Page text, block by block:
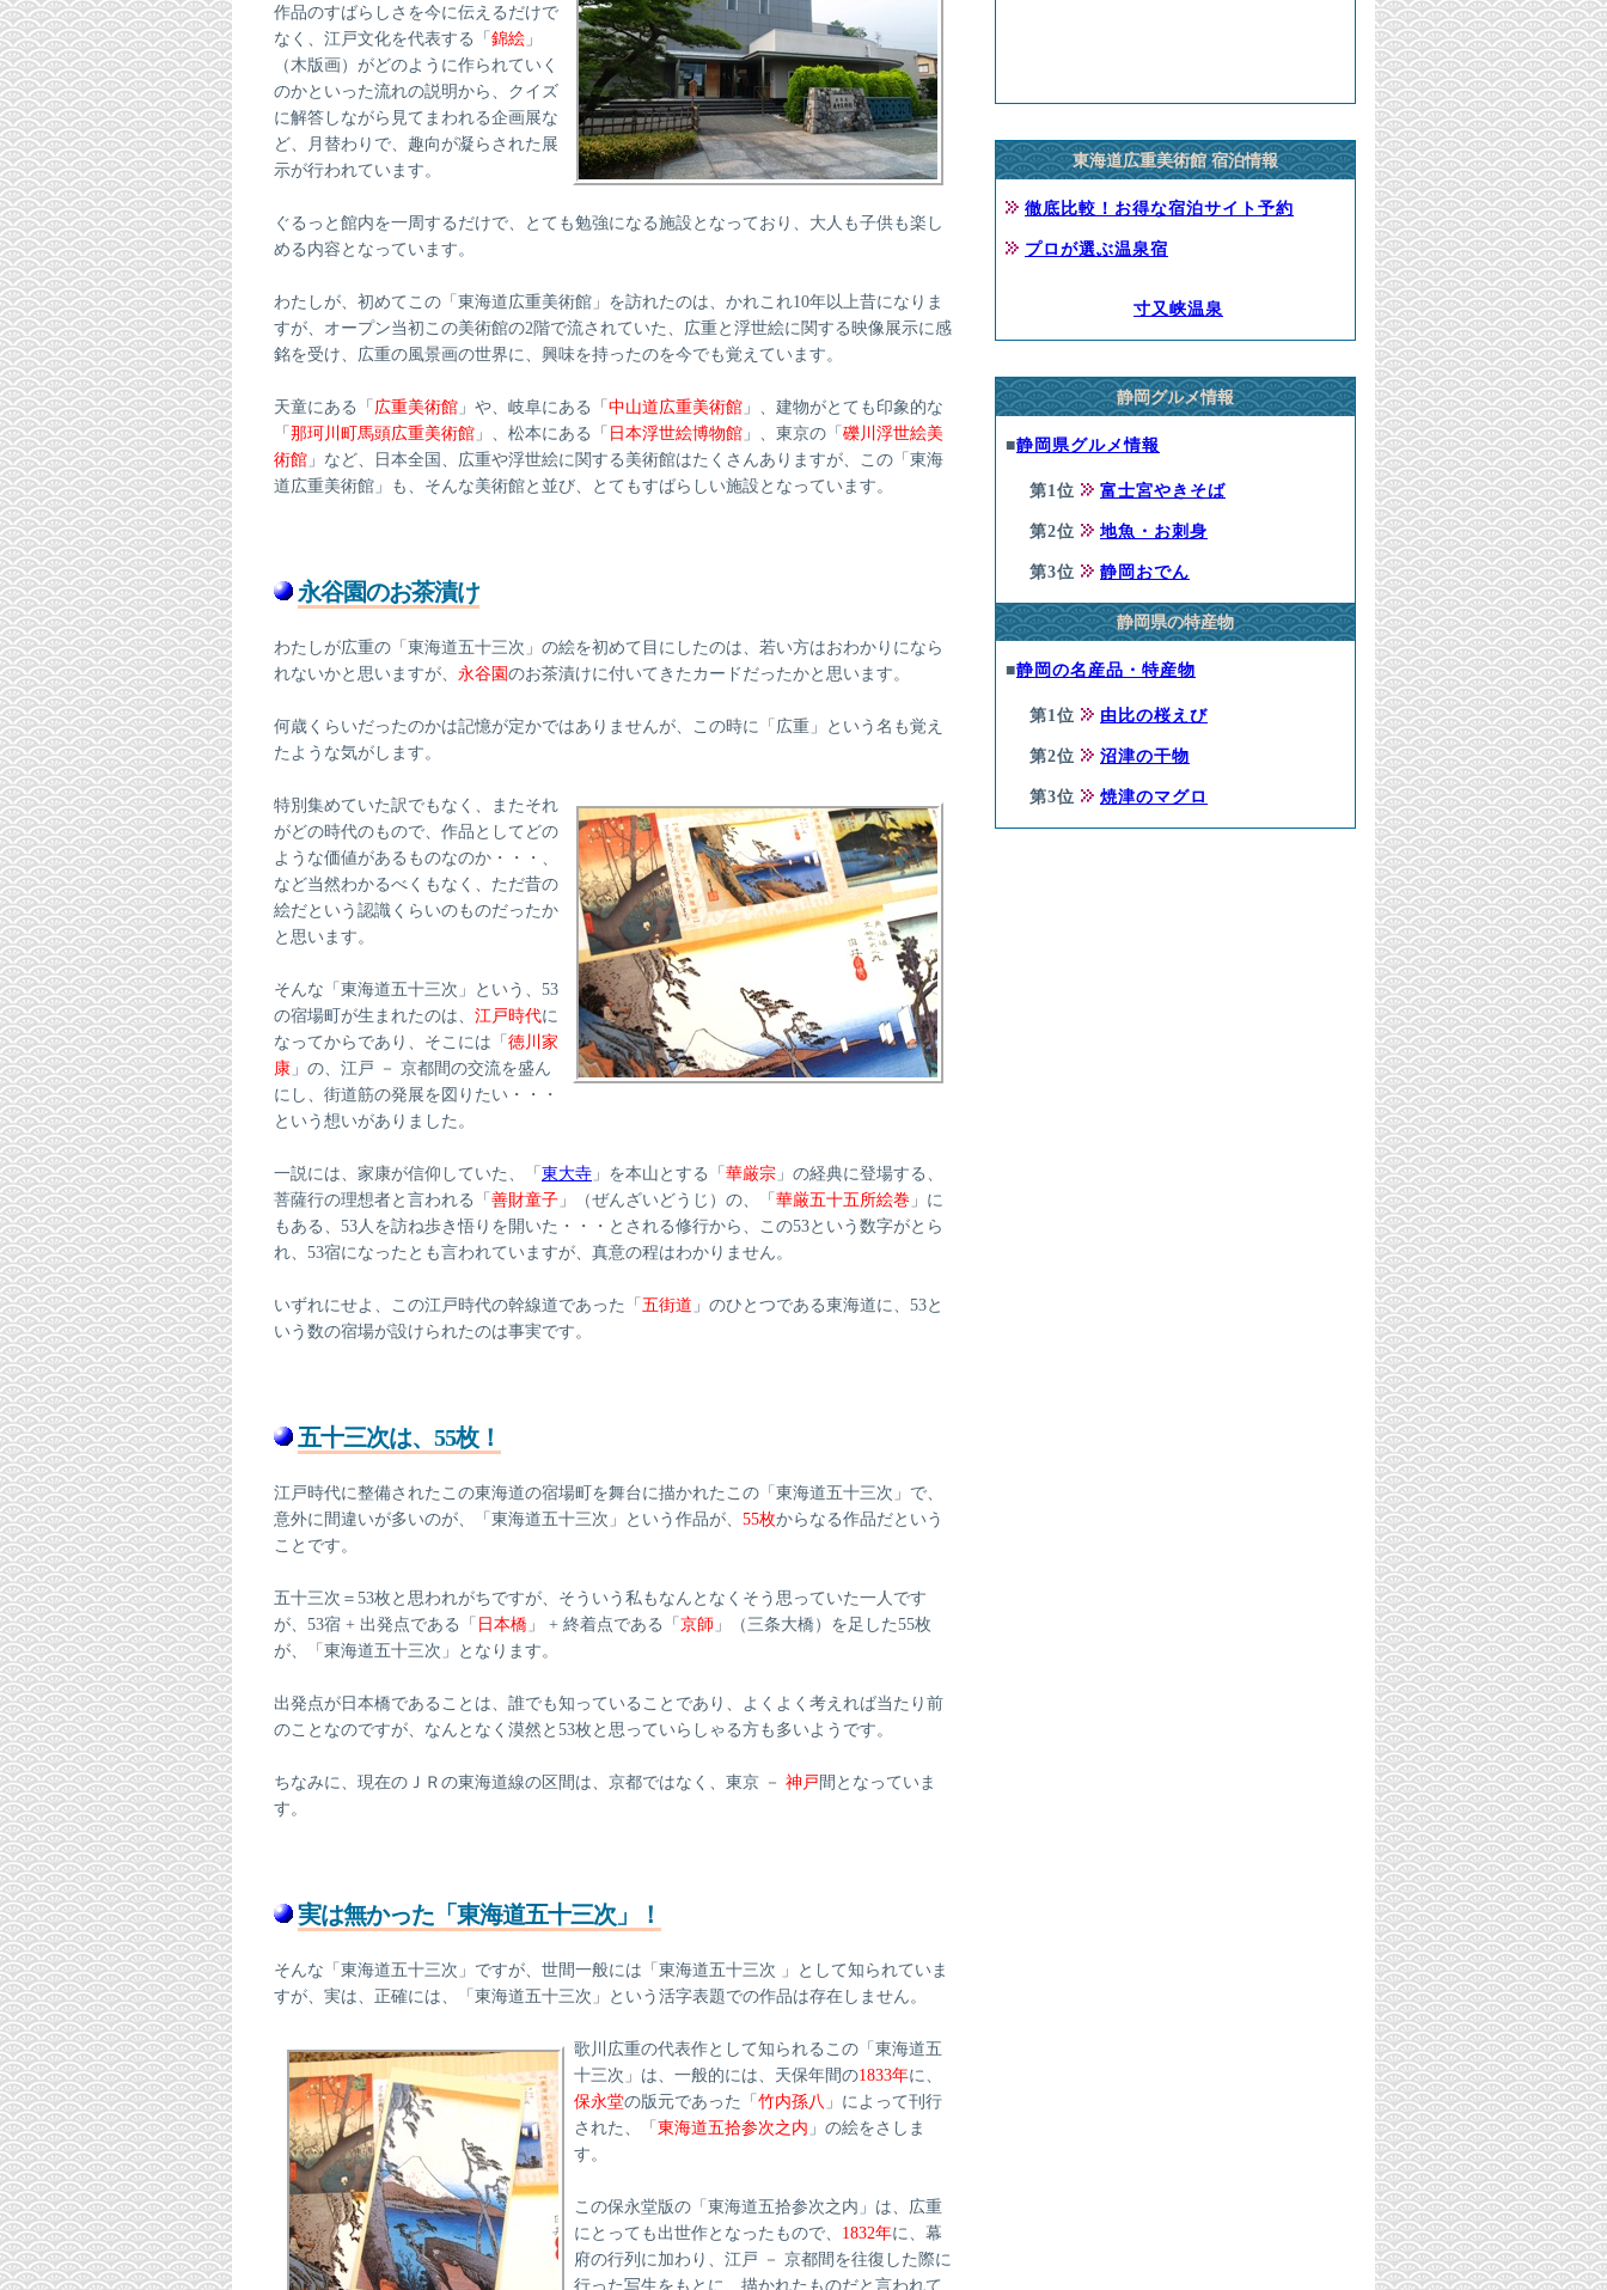
作品のすばらしさを今に伝えるだけで
なく、江戸文化を代表する「 錦絵 」
（木版画）がどのように作られていく
のかといった流れの説明から、クイズ
に解答しながら見てまわれる企画展な
ど、月替わりで、趣向が凝らされた展
示が行われています。
ぐるっと館内を一周するだけで、とても勉強になる施設となっており、大人も子供も楽し
める内容となっています。
わたしが、初めてこの「東海道広重美術館」を訪れたのは、かれこれ10年以上昔になりま
すが、オープン当初この美術館の2階で流されていた、広重と浮世絵に関する映像展示に感
銘を受け、広重の風景画の世界に、興味を持ったのを今でも覚えています。
天童にある「 広重美術館 」や、岐阜にある「 中山道広重美術館 」、建物がとても印象的な
「 那珂川町馬頭広重美術館 」、松本にある「 日本浮世絵博物館 」、東京の「 礫川浮世絵美
術館 」など、日本全国、広重や浮世絵に関する美術館はたくさんありますが、この「東海
道広重美術館」も、そんな美術館と並び、とてもすばらしい施設となっています。
永谷園のお茶漬け
わたしが広重の「東海道五十三次」の絵を初めて目にしたのは、若い方はおわかりになら
れないかと思いますが、 永谷園のお茶漬けに付いてきたカードだったかと思います。
何歳くらいだったのかは記憶が定かではありませんが、この時に「広重」という名も覚え
たような気がします。
特別集めていた訳でもなく、またそれ
がどの時代のもので、作品としてどの
ような価値があるものなのか・・・、
など当然わかるべくもなく、ただ昔の
絵だという認識くらいのものだったか
と思います。
そんな「東海道五十三次」という、53
の宿場町が生まれたのは、 江戸時代に
なってからであり、そこには「 徳川家
康 」の、江戸 － 京都間の交流を盛ん
にし、街道筋の発展を図りたい・・・
という想いがありました。
一説には、家康が信仰していた、「 東大寺 」を本山とする「 華厳宗 」の経典に登場する、
菩薩行の理想者と言われる「 善財童子 」（ぜんざいどうじ）の、「 華厳五十五所絵巻 」に
もある、53人を訪ね歩き悟りを開いた・・・とされる修行から、この53という数字がとら
れ、53宿になったとも言われていますが、真意の程はわかりません。
いずれにせよ、この江戸時代の幹線道であった「 五街道 」のひとつである東海道に、53と
いう数の宿場が設けられたのは事実です。
五十三次は、55枚！
江戸時代に整備されたこの東海道の宿場町を舞台に描かれたこの「東海道五十三次」で、
意外に間違いが多いのが、「東海道五十三次」という作品が、 55枚からなる作品だという
ことです。
五十三次＝53枚と思われがちですが、そういう私もなんとなくそう思っていた一人です
が、53宿 + 出発点である「 日本橋 」 + 終着点である「 京師 」（三条大橋）を足した55枚
が、「東海道五十三次」となります。
出発点が日本橋であることは、誰でも知っていることであり、よくよく考えれば当たり前
のことなのですが、なんとなく漠然と53枚と思っていらしゃる方も多いようです。
ちなみに、現在のＪＲの東海道線の区間は、京都ではなく、東京 － 神戸 間となっていま
す。
実は無かった「東海道五十三次」！
そんな「東海道五十三次」ですが、世間一般には「東海道五十三次 」として知られていま
すが、実は、正確には、「東海道五十三次」という活字表題での作品は存在しません。
歌川広重の代表作として知られるこの「東海道五
十三次」は、一般的には、天保年間の1833年に、
保永堂の版元であった「 竹内孫八 」によって刊行
された、「 東海道五拾参次之内 」の絵をさしま
す。
この保永堂版の「東海道五拾参次之内」は、広重
にとっても出世作となったもので、 1832年に、幕
府の行列に加わり、江戸 － 京都間を往復した際に
行った写生をもとに、描かれたものだと言われて
東海道広重美術館 宿泊情報
徹底比較！お得な宿泊サイト予約
プロが選ぶ温泉宿
寸又峡温泉
静岡グルメ情報
■静岡県グルメ情報
第1位 富士宮やきそば
第2位 地魚・お刺身
第3位 静岡おでん
静岡県の特産物
■静岡の名産品・特産物
第1位 由比の桜えび
第2位 沼津の干物
第3位 焼津のマグロ